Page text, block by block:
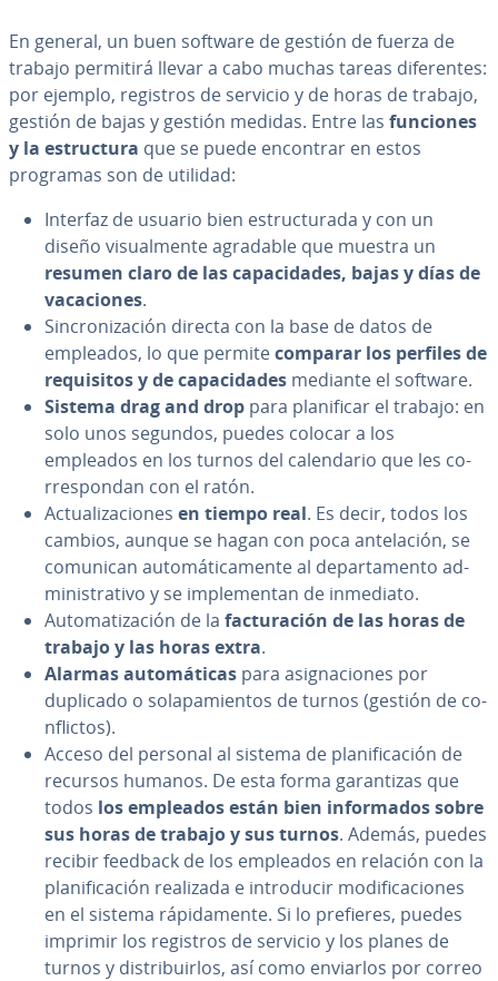
En general, un buen software de gestión de fuerza de
trabajo permitirá llevar a cabo muchas tareas di­fe­re­n­tes:
por ejemplo, registros de servicio y de horas de trabajo,
gestión de bajas y gestión medidas. Entre las funciones
y la es­tru­c­tu­ra que se puede encontrar en estos
programas son de utilidad:
Interfaz de usuario bien es­tru­c­tu­ra­da y con un
diseño vi­sua­l­me­n­te agradable que muestra un
resumen claro de las ca­pa­ci­da­des, bajas y días de
va­ca­cio­nes.
Si­n­cro­ni­za­ción directa con la base de datos de
empleados, lo que permitecomparar los perfiles de
re­qui­si­tos y de ca­pa­ci­da­des mediante el software.
Sistema drag and drop para pla­ni­fi­car el trabajo: en
solo unos segundos, puedes colocar a los
empleados en los turnos del ca­le­n­da­rio que les co­
rre­s­po­n­dan con el ratón.
Ac­tua­li­za­cio­nes en tiempo real. Es decir, todos los
cambios, aunque se hagan con poca an­te­la­ción, se
comunican au­to­má­ti­ca­me­n­te al de­pa­r­ta­me­n­to ad­
mi­ni­s­tra­ti­vo y se im­ple­me­n­tan de inmediato.
Au­to­ma­ti­za­ción de la fa­c­tu­ra­ción de las horas de
trabajo y las horas extra.
Alarmas au­to­má­ti­cas para asi­g­na­cio­nes por
duplicado o so­la­pa­mie­n­tos de turnos (gestión de co­
n­fli­c­tos).
Acceso del personal al sistema de pla­ni­fi­ca­ción de
recursos humanos. De esta forma ga­ra­n­ti­zas que
todos los empleados están bien in­fo­r­ma­dos sobre
sus horas de trabajo y sus turnos. Además, puedes
recibir feedback de los empleados en relación con la
pla­ni­fi­ca­ción realizada e in­tro­du­cir mo­di­fi­ca­cio­nes
en el sistema rá­pi­da­me­n­te. Si lo prefieres, puedes
imprimir los registros de servicio y los planes de
turnos y di­s­tri­bui­r­los, así como enviarlos por correo